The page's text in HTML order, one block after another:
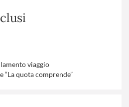
viaggio
“La quota comprende”